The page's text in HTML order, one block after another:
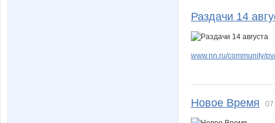
ЭВЕЛЕЖЕ 445502
Раздачи 14
www.nn.ru/community/
Новое Время